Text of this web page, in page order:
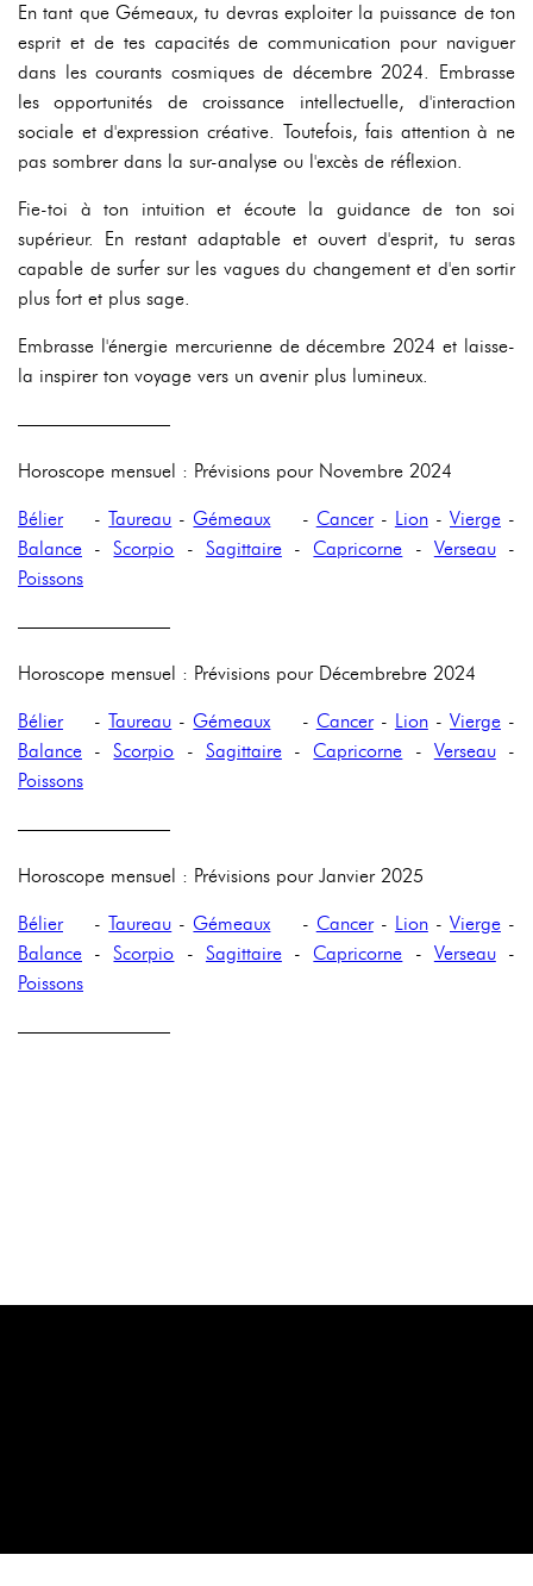
En tant que Gémeaux, tu devras exploiter la puissance de ton
esprit et de tes capacités de communication pour naviguer
dans les courants cosmiques de décembre 2024. Embrasse
les opportunités de croissance intellectuelle, d'interaction
sociale et d'expression créative. Toutefois, fais attention à ne
pas sombrer dans la sur-analyse ou l'excès de réflexion.
Fie-toi à ton intuition et écoute la guidance de ton soi
supérieur. En restant adaptable et ouvert d'esprit, tu seras
capable de surfer sur les vagues du changement et d'en sortir
plus fort et plus sage.
Embrasse l'énergie mercurienne de décembre 2024 et laisse-
la inspirer ton voyage vers un avenir plus lumineux.
————————
Horoscope mensuel : Prévisions pour Novembre 2024
Bélier-Taureau - Gémeaux - Cancer- Lion- Vierge-
Balance -Scorpio - Sagittaire- Capricorne - Verseau-
Poissons
————————
Horoscope mensuel : Prévisions pour Décembrebre 2024
Bélier-Taureau - Gémeaux - Cancer- Lion- Vierge-
Balance -Scorpio - Sagittaire- Capricorne - Verseau-
Poissons
————————
Horoscope mensuel : Prévisions pour Janvier 2025
Bélier-Taureau - Gémeaux - Cancer- Lion- Vierge-
Balance -Scorpio - Sagittaire- Capricorne - Verseau-
Poissons
————————